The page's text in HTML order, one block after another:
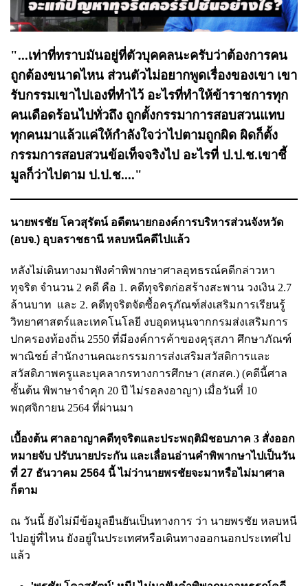
"...เท่าที่ทราบมันอยู่ที่ตัวบุคคลนะครับว่าต้องการคน
ถูกต้องขนาดไหน ส่วนตัวไม่อยากพูดเรื่องของเขา เขา
รับกรรมเขาไปเองที่ทำไว้ อะไรที่ทำให้ข้าราชการทุก
คนเดือดร้อนไปทั่วถึง ถูกตั้งกรรมาการสอบสวนแทบ
ทุกคนมาแล้วแค่ให้กำลังใจว่าไปตามถูกผิด ผิดก็ตั้ง
กรรมการสอบสวนข้อเท็จจริงไป อะไรที่ ป.ป.ช.เขาชี้
มูลก็ว่าไปตาม ป.ป.ช...."
นายพรชัย โควสุรัตน์ อดีตนายกองค์การบริหารส่วนจังหวัด
(อบจ.) อุบลราชธานี หลบหนีคดีไปแล้ว
หลังไม่เดินทางมาฟังคำพิพากษาศาลอุทธรณ์คดีกล่าวหา
ทุจริต จำนวน 2 คดี คือ 1. คดีทุจริตก่อสร้างสะพาน วงเงิน 2.7
ล้านบาท และ 2. คดีทุจริตจัดซื้อครุภัณฑ์ส่งเสริมการเรียนรู้
วิทยาศาสตร์และเทคโนโลยี งบอุดหนุนจากกรมส่งเสริมการ
ปกครองท้องถิ่น 2550 ที่มีองค์การค้าของคุรุสภา ศึกษาภัณฑ์
พาณิชย์ สำนักงานคณะกรรมการส่งเสริมสวัสดิการและ
สวัสดิภาพครูและบุคลากรทางการศึกษา (สกสค.) (คดีนี้ศาล
ชั้นต้น พิพาษาจำคุก 20 ปี ไม่รอลงอาญา) เมื่อวันที่ 10
พฤศจิกายน 2564 ที่ผ่านมา
เบื้องต้นศาลอาญาคดีทุจริตและประพฤติมิชอบภาค 3 สั่งออก
หมายจับ ปรับนายประกัน และเลื่อนอ่านคำพิพากษาไปเป็นวัน
ที่ 27 ธันวาคม 2564 นี้ ไม่ว่านายพรชัยจะมาหรือไม่มาศาล
ก็ตาม
ณ วันนี้ ยังไม่มีข้อมูลยืนยันเป็นทางการ ว่า นายพรชัย หลบหนี
ไปอยู่ที่ไหน ยังอยู่ในประเทศหรือเดินทางออกนอกประเทศไป
แล้ว